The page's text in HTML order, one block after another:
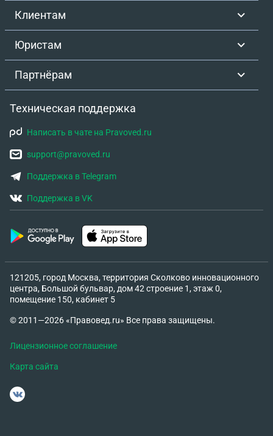
Клиентам
Юристам
Партнёрам
Техническая поддержка
Написать в чате на Pravoved.ru
support@pravoved.ru
Поддержка в Telegram
Поддержка в VK
121205, город Москва, территория Сколково инновационного
центра, Большой бульвар, дом 42 строение 1, этаж 0,
помещение 150, кабинет 5
© 2011—2026 «Правовед.ru» Все права защищены.
Лицензионное соглашение
Карта сайта